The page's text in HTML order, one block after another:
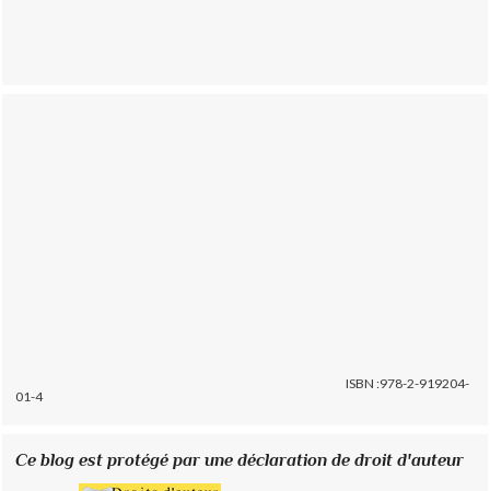
ISBN :978-2-919204-
01-4
Ce blog est protégé par une déclaration de droit d'auteur